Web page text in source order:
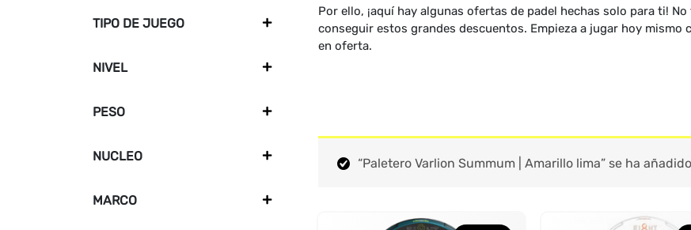
Por ello, ¡aquí hay algunas ofertas de padel hechas solo para ti!
conseguir estos grandes descuentos. Empieza a jugar hoy
en oferta.
TIPO DE JUEGO
NIVEL
PESO
NUCLEO
MARCO
“Paletero Varlion Summum | Amarillo lima” se ha